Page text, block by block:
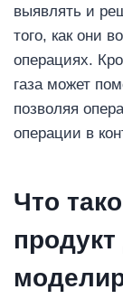
выявлять и
того, как они
операциях.
газа может
позволяя
операции в
Что